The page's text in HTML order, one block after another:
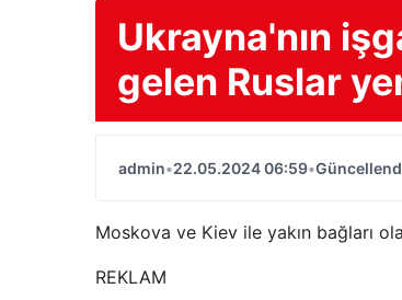
Ukrayna'nın
gelen Ruslar
admin•22.05.2024 06:59•
Moskova ve Kiev ile yakın bağları
REKLAM